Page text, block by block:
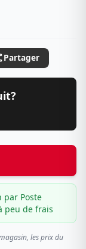
Partager
par Poste
peu de frais
les prix du